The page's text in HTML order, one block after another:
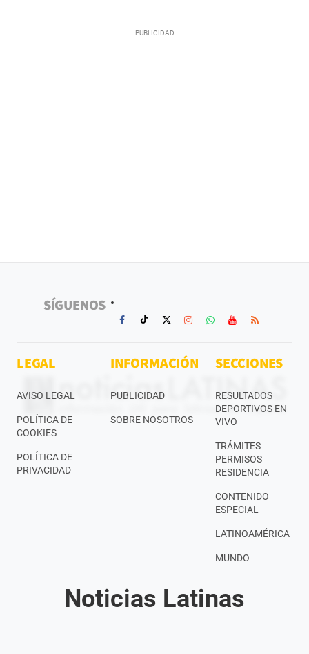
SÍGUENOS
LEGAL
AVISO LEGAL
POLÍTICA DE
COOKIES
POLÍTICA DE
PRIVACIDAD
INFORMACIÓN
PUBLICIDAD
SOBRE NOSOTROS
SECCIONES
RESULTADOS
DEPORTIVOS EN
VIVO
TRÁMITES
PERMISOS
RESIDENCIA
CONTENIDO
ESPECIAL
LATINOAMÉRICA
MUNDO
Noticias Latinas